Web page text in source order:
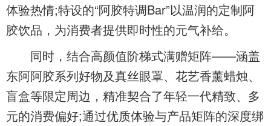
体验热情;特设的“阿胶特调Bar”以温润的定制阿
胶饮品，为消费者提供即时性的元气补给。
同时，结合高颜值阶梯式满赠矩阵——涵盖
东阿阿胶系列好物及真丝眼罩、花艺香薰蜡烛、
盲盒等限定周边，精准契合了年轻一代精致、多
元的消费偏好;通过优质体验与产品矩阵的深度绑